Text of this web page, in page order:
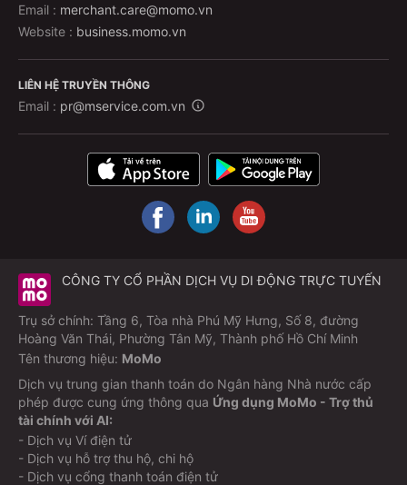
Email : merchant.care@momo.vn
Website : business.momo.vn
LIÊN HỆ TRUYỀN THÔNG
Email : pr@mservice.com.vn
CÔNG TY CỔ PHẦN DỊCH VỤ DI ĐỘNG TRỰC TUYẾN
Trụ sở chính: Tầng 6, Tòa nhà Phú Mỹ Hưng, Số 8, đường
Hoàng Văn Thái, Phường Tân Mỹ, Thành phố Hồ Chí Minh
Tên thương hiệu: MoMo
Dịch vụ trung gian thanh toán do Ngân hàng Nhà nước cấp
phép được cung ứng thông qua Ứng dụng MoMo - Trợ thủ
tài chính với AI:
- Dịch vụ Ví điện tử
- Dịch vụ hỗ trợ thu hộ, chi hộ
- Dịch vụ cổng thanh toán điện tử